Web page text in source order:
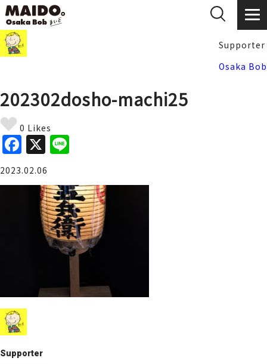
Supporter
Osaka Bob
202302dosho-machi25
0 Likes
F
a
c
X
e
2023.02.06
Supporter